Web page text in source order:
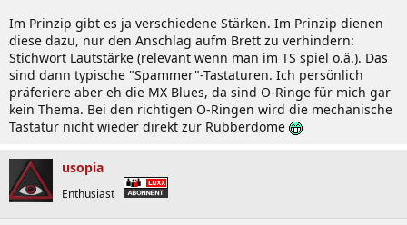
Im Prinzip gibt es ja verschiedene Stärken. Im Prinzip dienen
diese dazu, nur den Anschlag aufm Brett zu verhindern:
Stichwort Lautstärke (relevant wenn man im TS spiel o.ä.). Das
sind dann typische "Spammer"-Tastaturen. Ich persönlich
präferiere aber eh die MX Blues, da sind O-Ringe für mich gar
kein Thema. Bei den richtigen O-Ringen wird die mechanische
Tastatur nicht wieder direkt zur Rubberdome
usopia
Enthusiast